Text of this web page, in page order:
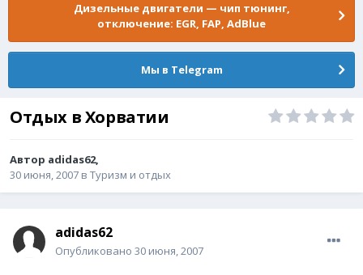
Дизельные двигатели — чип тюнинг,
отключение: EGR, FAP, AdBlue
Мы в Telegram
Отдых в Хорватии
Автор adidas62,
30 июня, 2007 в Туризм и отдых
adidas62
Опубликовано 30 июня, 2007